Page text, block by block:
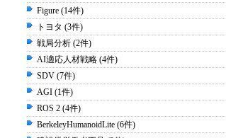
Figure (14件)
トヨタ (3件)
戦局分析 (2件)
AI適応人材戦略 (4件)
SDV (7件)
AGI (1件)
ROS 2 (4件)
BerkeleyHumanoidLite (6件)